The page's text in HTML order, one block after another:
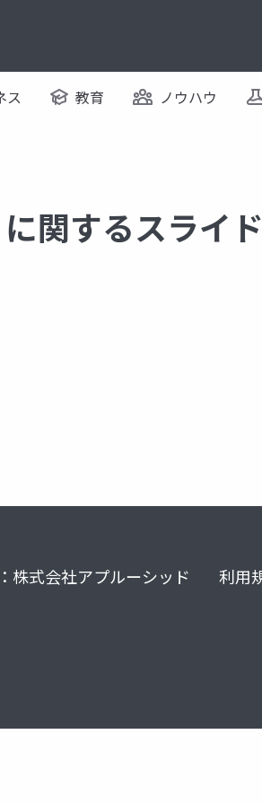
ス 教育 ノウハウ
関するスライド
株式会社アプルーシッド 利用